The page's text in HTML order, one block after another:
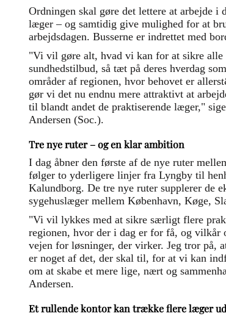
Ordningen skal gøre det lettere at arbejde i
læger – og samtidig give mulighed for at
arbejdsdagen. Busserne er indrettet med
"Vi vil gøre alt, hvad vi kan for at sikre alle
sundhedstilbud, så tæt på deres hverdag
områder af regionen, hvor behovet er
gør vi det nu endnu mere attraktivt at
til blandt andet de praktiserende læger,"
Andersen (Soc.).
Tre nye ruter – og en klar ambition
I dag åbner den første af de nye ruter
følger to yderligere linjer fra Lyngby til
Kalundborg. De tre nye ruter supplerer de
sygehuslæger mellem København, Køge,
"Vi vil lykkes med at sikre særligt flere
regionen, hvor der i dag er for få, og vilkår
vejen for løsninger, der virker. Jeg tror på,
er noget af det, der skal til, for at vi kan
om at skabe et mere lige, nært og
Andersen.
Et rullende kontor kan trække flere læger ud